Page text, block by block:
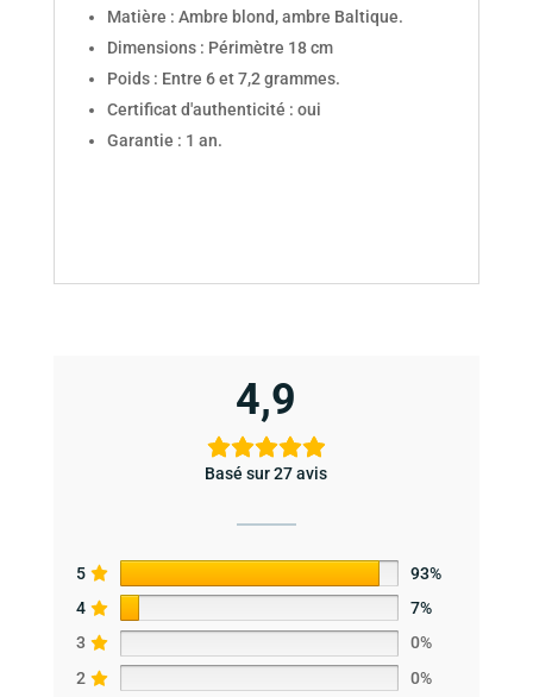
Matière : Ambre blond, ambre Baltique.
Dimensions : Périmètre 18 cm
Poids : Entre 6 et 7,2 grammes.
Certificat d'authenticité : oui
Garantie : 1 an.
4,9
Basé sur 27 avis
5
93%
4
7%
3
0%
2
0%